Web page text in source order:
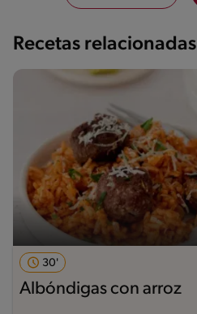
Recetas relacionadas
30'
Albóndigas con arroz